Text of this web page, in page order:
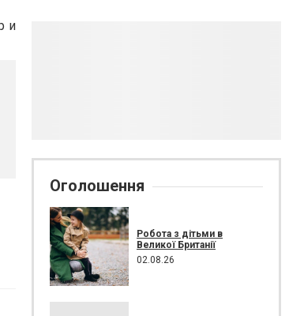
и
Оголошення
Робота з дітьми в
Великої Британії
02.08.26